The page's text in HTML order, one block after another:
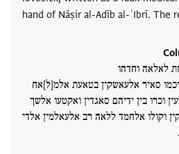
hand of Nāṣir al-Adīb al-ʿIbrī. The
לאלאה וחדהו
סאיר אלעאשקין בטאעת אלמ[ל]אח
וכרו בין ידיהם סאגדין ואקטעו אלשך
וקולו אלחמד ללאה רב אלעאלמין אלדי